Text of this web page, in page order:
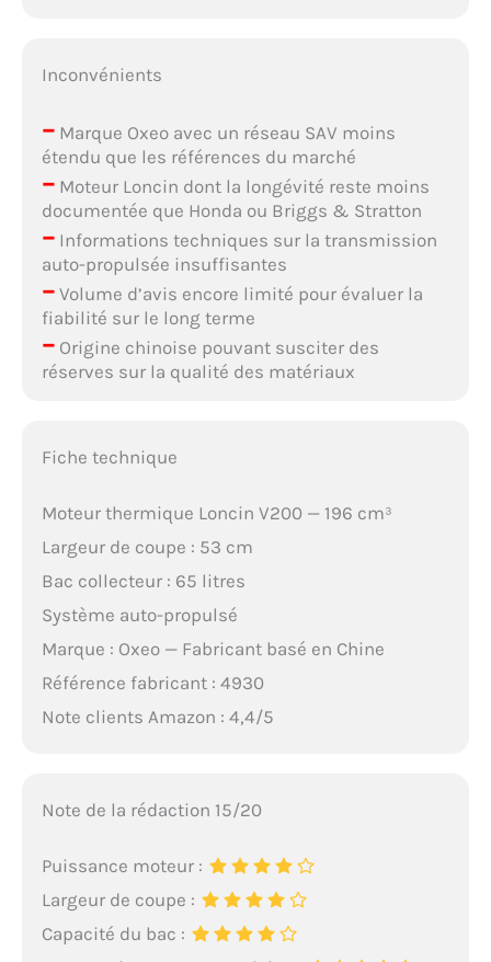
Inconvénients
–Marque Oxeo avec un réseau SAV moins
étendu que les références du marché
–Moteur Loncin dont la longévité reste moins
documentée que Honda ou Briggs & Stratton
–Informations techniques sur la transmission
auto-propulsée insuffisantes
–Volume d’avis encore limité pour évaluer la
fiabilité sur le long terme
–Origine chinoise pouvant susciter des
réserves sur la qualité des matériaux
Fiche technique
Moteur thermique Loncin V200 — 196 cm³
Largeur de coupe : 53 cm
Bac collecteur : 65 litres
Système auto-propulsé
Marque : Oxeo — Fabricant basé en Chine
Référence fabricant : 4930
Note clients Amazon : 4,4/5
Note de la rédaction 15/20
Puissance moteur :
Largeur de coupe :
Capacité du bac :